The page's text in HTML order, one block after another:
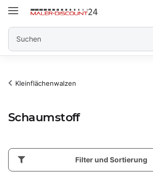
Kleinflächenwalzen
Schaumstoff
Filter und Sortierung